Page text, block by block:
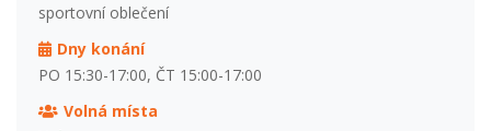
sportovní oblečení
Dny konání
PO 15:30-17:00, ČT 15:00-17:00
Volná místa